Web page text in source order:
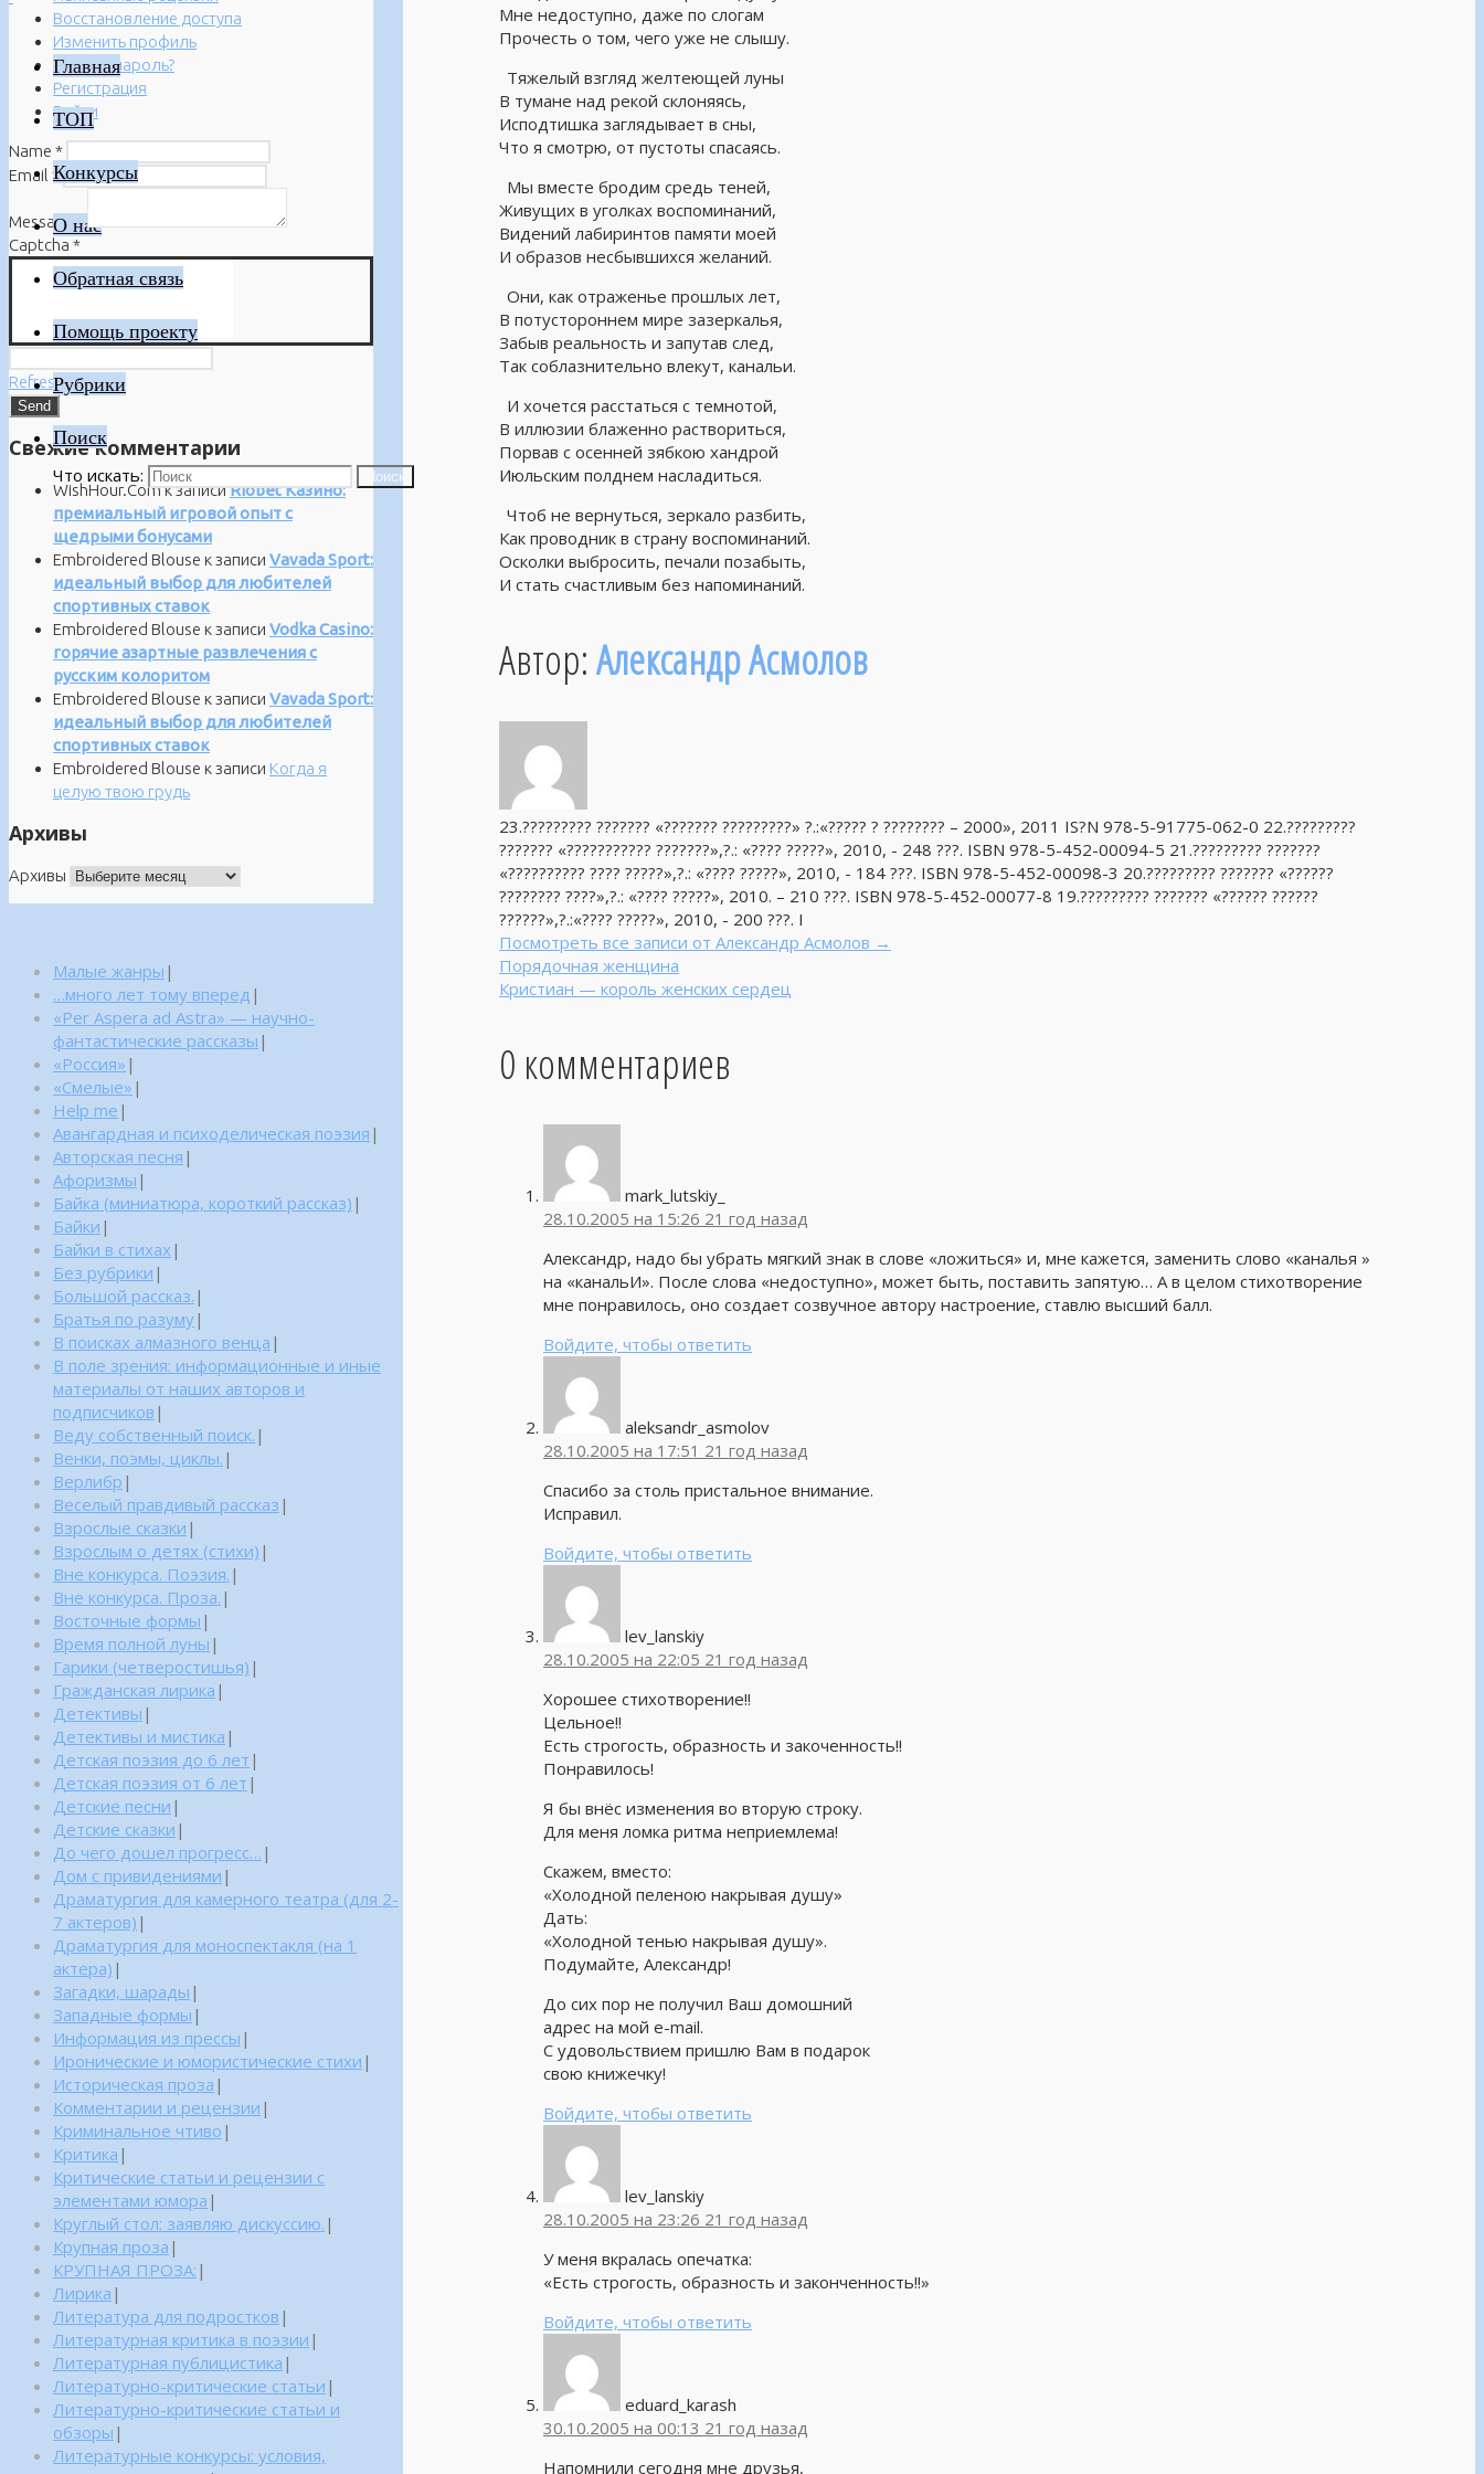
Главная
ТОП
Конкурсы
О нас
Обратная связь
Помощь проекту
Рубрики
Поиск
Что искать: Поиск
Мне недоступно, даже по слогам
Прочесть о том, чего уже не слышу.
Тяжелый взгляд желтеющей луны
В тумане над рекой склоняясь,
Исподтишка заглядывает в сны,
Что я смотрю, от пустоты спасаясь.
Мы вместе бродим средь теней,
Живущих в уголках воспоминаний,
Видений лабиринтов памяти моей
И образов несбывшихся желаний.
Они, как отраженье прошлых лет,
В потустороннем мире зазеркалья,
Забыв реальность и запутав след,
Так соблазнительно влекут, канальи.
И хочется расстаться с темнотой,
В иллюзии блаженно раствориться,
Порвав с осенней зябкою хандрой
Июльским полднем насладиться.
Чтоб не вернуться, зеркало разбить,
Как проводник в страну воспоминаний.
Осколки выбросить, печали позабыть,
И стать счастливым без напоминаний.
Автор:Александр Асмолов
23.????????? ??????? «??????? ?????????» ?.:«????? ? ???????? – 2000», 2011 IS?N 978-5-91775-062-0 22.?????????
??????? «??????????? ???????»,?.: «???? ?????», 2010, - 248 ???. ISBN 978-5-452-00094-5 21.????????? ???????
«?????????? ???? ?????»,?.: «???? ?????», 2010, - 184 ???. ISBN 978-5-452-00098-3 20.????????? ??????? «??????
???????? ????»,?.: «???? ?????», 2010. – 210 ???. ISBN 978-5-452-00077-8 19.????????? ??????? «?????? ??????
??????»,?.:«???? ?????», 2010, - 200 ???. I
Посмотреть все записи от Александр Асмолов →
Порядочная женщина
Кристиан — король женских сердец
0 комментариев
mark_lutskiy_
28.10.2005 на 15:26 21 год назад
Александр, надо бы убрать мягкий знак в слове «ложиться» и, мне кажется, заменить слово «каналья »
на «канальИ». После слова «недоступно», может быть, поставить запятую… А в целом стихотворение
мне понравилось, оно создает созвучное автору настроение, ставлю высший балл.
Войдите, чтобы ответить
aleksandr_asmolov
28.10.2005 на 17:51 21 год назад
Спасибо за столь пристальное внимание.
Исправил.
Войдите, чтобы ответить
lev_lanskiy
28.10.2005 на 22:05 21 год назад
Хорошее стихотворение!!
Цельное!!
Есть строгость, образность и закоченность!!
Понравилось!
Я бы внёс изменения во вторую строку.
Для меня ломка ритма неприемлема!
Скажем, вместо:
«Холодной пеленою накрывая душу»
Дать:
«Холодной тенью накрывая душу».
Подумайте, Александр!
До сих пор не получил Ваш домошний
адрес на мой e-mail.
С удовольствием пришлю Вам в подарок
свою книжечку!
Войдите, чтобы ответить
lev_lanskiy
28.10.2005 на 23:26 21 год назад
У меня вкралась опечатка:
«Есть строгость, образность и законченность!!»
Войдите, чтобы ответить
eduard_karash
30.10.2005 на 00:13 21 год назад
Напомнили сегодня мне друзья,
Восстановление доступа
Изменить профиль
Забыли пароль?
Регистрация
Войти
Name *
Email *
Message*
Captcha *
Refresh
Свежие комментарии
WishHour.Comк записиRiobet Казино:
премиальный игровой опыт с
щедрыми бонусами
Embroidered Blouse к записи Vavada Sport:
идеальный выбор для любителей
спортивных ставок
Embroidered Blouse к записи Vodka Casino:
горячие азартные развлечения с
русским колоритом
Embroidered Blouse к записи Vavada Sport:
идеальный выбор для любителей
спортивных ставок
Embroidered Blouse к записи Когда я
целую твою грудь
Архивы
Архивы
Малые жанры |
…много лет тому вперед |
«Per Aspera ad Astra» — научно-
фантастические рассказы |
«Россия» |
«Смелые» |
Help me |
Авангардная и психоделическая поэзия |
Авторская песня |
Афоризмы |
Байка (миниатюра, короткий рассказ) |
Байки |
Байки в стихах |
Без рубрики |
Большой рассказ. |
Братья по разуму|
В поисках алмазного венца |
В поле зрения: информационные и иные
материалы от наших авторов и
подписчиков |
Веду собственный поиск. |
Венки, поэмы, циклы. |
Верлибр |
Веселый правдивый рассказ |
Взрослые сказки |
Взрослым о детях (стихи) |
Вне конкурса. Поэзия. |
Вне конкурса. Проза. |
Восточные формы |
Время полной луны |
Гарики (четверостишья) |
Гражданская лирика |
Детективы |
Детективы и мистика |
Детская поэзия до 6 лет |
Детская поэзия от 6 лет |
Детские песни |
Детские сказки |
До чего дошел прогресс… |
Дом с привидениями |
Драматургия для камерного театра (для 2-
7 актеров) |
Драматургия для моноспектакля (на 1
актера) |
Загадки, шарады |
Западные формы |
Информация из прессы |
Иронические и юмористические стихи |
Историческая проза |
Комментарии и рецензии |
Криминальное чтиво |
Критика |
Критические статьи и рецензии с
элементами юмора |
Круглый стол: заявляю дискуссию. |
Крупная проза |
КРУПНАЯ ПРОЗА: |
Лирика |
Литература для подростков |
Литературная критика в поэзии |
Литературная публицистика |
Литературно-критические статьи |
Литературно-критические статьи и
обзоры |
Литературные конкурсы: условия,